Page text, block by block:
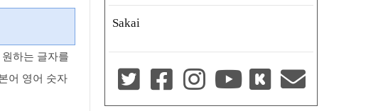
하는 글자를
어 영어 숫자
Sakai